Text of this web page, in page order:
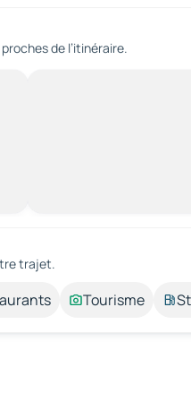
de l’itinéraire.
trajet.
Tourisme